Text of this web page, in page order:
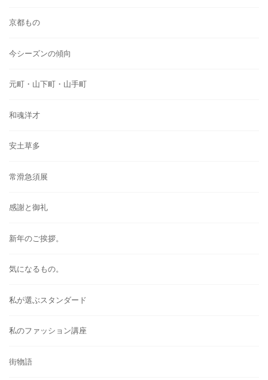
京都もの
今シーズンの傾向
元町・山下町・山手町
和魂洋才
安土草多
常滑急須展
感謝と御礼
新年のご挨拶。
気になるもの。
私が選ぶスタンダード
私のファッション講座
街物語